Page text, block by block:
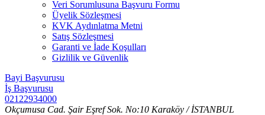
Veri Sorumlusuna Başvuru Formu
Üyelik Sözleşmesi
KVK Aydınlatma Metni
Satış Sözleşmesi
Garanti ve İade Koşulları
Gizlilik ve Güvenlik
Bayi Başvurusu
İş Başvurusu
02122934000
Okçumusa Cad. Şair Eşref Sok. No:10 Karaköy / İSTANBUL